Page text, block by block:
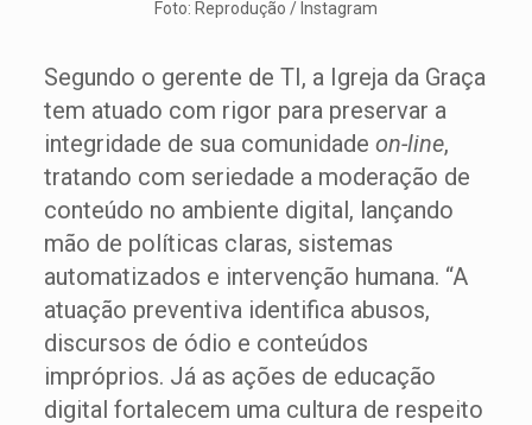
Foto: Reprodução / Instagram
Segundo o gerente de TI, a Igreja da Graça
tem atuado com rigor para preservar a
integridade de sua comunidade on-line,
tratando com seriedade a moderação de
conteúdo no ambiente digital, lançando
mão de políticas claras, sistemas
automatizados e intervenção humana. “A
atuação preventiva identifica abusos,
discursos de ódio e conteúdos
impróprios. Já as ações de educação
digital fortalecem uma cultura de respeito